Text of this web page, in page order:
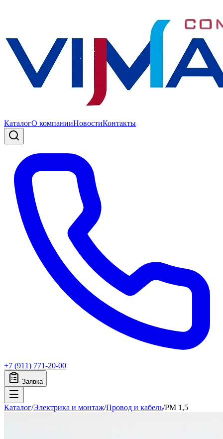
КаталогО компанииНовостиКонтакты
+7 (911) 771-20-00
Заявка
Каталог/Электрика и монтаж/Провод и кабель/PM 1,5